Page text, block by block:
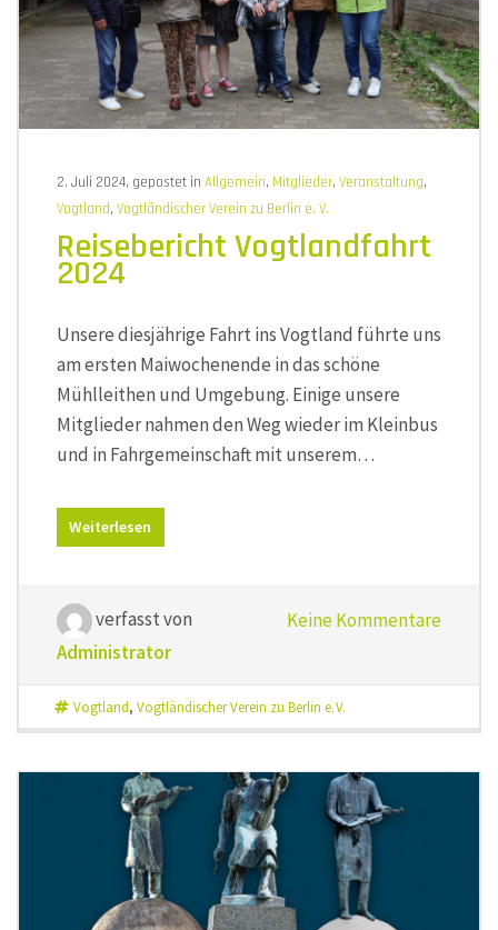
2. Juli 2024, gepostet in Allgemein, Mitglieder, Veranstaltung,
Vogtland, Vogtländischer Verein zu Berlin e. V.
Reisebericht Vogtlandfahrt
2024
Unsere diesjährige Fahrt ins Vogtland führte uns
am ersten Maiwochenende in das schöne
Mühlleithen und Umgebung. Einige unsere
Mitglieder nahmen den Weg wieder im Kleinbus
und in Fahrgemeinschaft mit unserem…
Weiterlesen
verfasst von
Administrator
Keine Kommentare
Vogtland, Vogtländischer Verein zu Berlin e. V.